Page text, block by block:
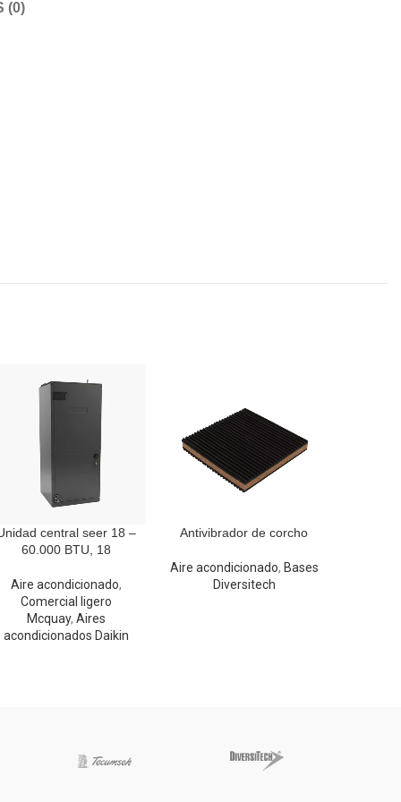
(0)
central seer 18 –
60.000 BTU, 18
Aire acondicionado,
Comercial ligero
Mcquay, Aires
acondicionados Daikin
Antivibrador de corcho
Aire acondicionado, Bases
Diversitech